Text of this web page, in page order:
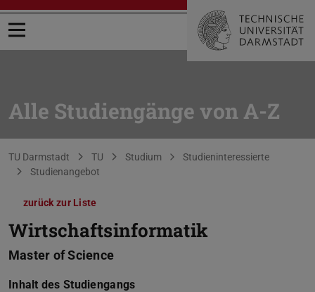
Menü öffnen
Alle Studiengänge von A-Z
Sie befinden sich hier:
TU Darmstadt TU Studium
Studieninteressierte
Studienangebot
zurück zur Liste
Wirtschaftsinformatik
Master of Science
Inhalt des Studiengangs